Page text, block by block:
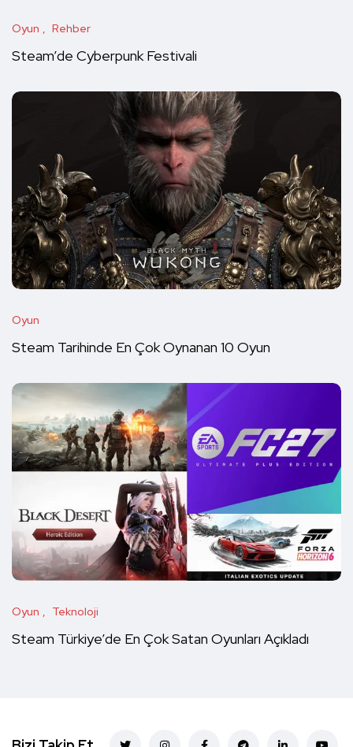
Oyun Rehber
Steam’de Cyberpunk Festivali
Oyun
Steam Tarihinde En Çok Oynanan 10 Oyun
Oyun Teknoloji
Steam Türkiye’de En Çok Satan Oyunları Açıkladı